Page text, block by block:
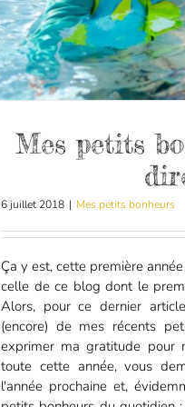
Mes petits
6 juillet 2018 | Mes petits bonheurs
Ça y est, cette première
celle de ce blog dont le
Alors, pour ce dernier
(encore) de mes récents
exprimer ma gratitude pour
toute cette année, vous
l'année prochaine et,